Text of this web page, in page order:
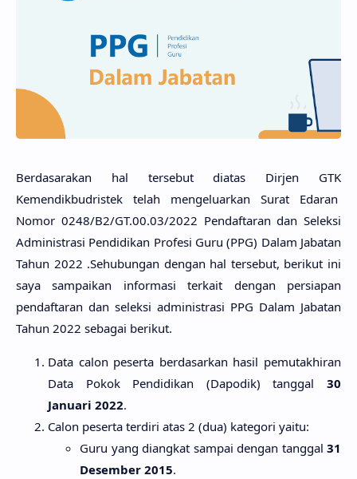
Berdasarakan hal tersebut diatas Dirjen GTK
Kemendikbudristek telah mengeluarkan Surat Edaran
Nomor 0248/B2/GT.00.03/2022 Pendaftaran dan Seleksi
Administrasi Pendidikan Profesi Guru (PPG) Dalam Jabatan
Tahun 2022 .Sehubungan dengan hal tersebut, berikut ini
saya sampaikan informasi terkait dengan persiapan
pendaftaran dan seleksi administrasi PPG Dalam Jabatan
Tahun 2022 sebagai berikut.
Data calon peserta berdasarkan hasil pemutakhiran
Data Pokok Pendidikan (Dapodik) tanggal 30
Januari 2022.
Calon peserta terdiri atas 2 (dua) kategori yaitu:
Guru yang diangkat sampai dengan tanggal 31
Desember 2015.